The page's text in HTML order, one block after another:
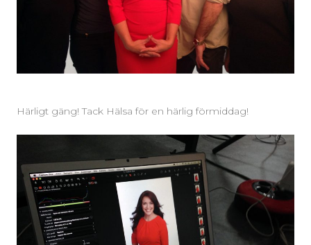
Härligt gäng! Tack Hälsa för en härlig förmiddag!